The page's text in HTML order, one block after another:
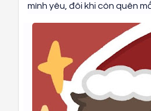
mình yêu, đôi khi còn quên